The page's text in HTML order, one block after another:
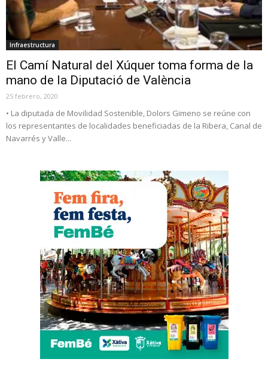
Infraestructura
El Camí Natural del Xúquer toma forma de la
mano de la Diputació de València
25 febrero, 2020
• La diputada de Movilidad Sostenible, Dolors Gimeno se reúne con
los representantes de localidades beneficiadas de la Ribera, Canal de
Navarrés y Valle...